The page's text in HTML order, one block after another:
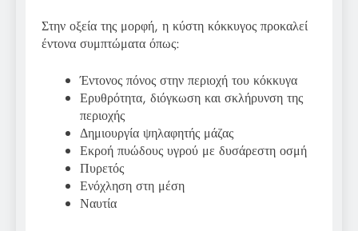
Στην οξεία της μορφή, η κύστη κόκκυγος προκαλεί
έντονα συμπτώματα όπως:
Έντονος πόνος στην περιοχή του κόκκυγα
Ερυθρότητα, διόγκωση και σκλήρυνση της
περιοχής
Δημιουργία ψηλαφητής μάζας
Εκροή πυώδους υγρού με δυσάρεστη οσμή
Πυρετός
Ενόχληση στη μέση
Ναυτία